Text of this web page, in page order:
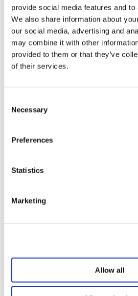
provide social media features and
We also share information about
our social media, advertising and
may combine it with other
provided to them or that they’ve
of their services.
Selection
Necessary
Preferences
Statistics
Marketing
Allow all
Notre lookbook et nos